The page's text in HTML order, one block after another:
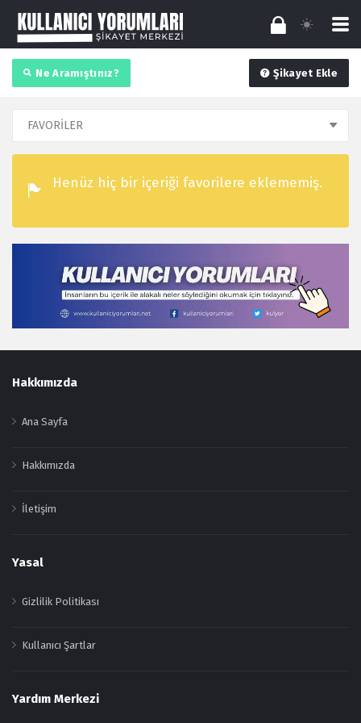
Ne Aramıştınız? Şikayet Ekle
Henüz hiç bir içeriği favorilere eklememiş.
Footer
Hakkımızda
Ana Sayfa
Hakkımızda
İletişim
Yasal
Gizlilik Politikası
Kullanıcı Şartlar
Yardım Merkezi